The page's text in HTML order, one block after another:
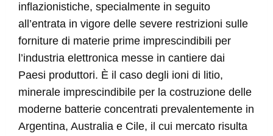
inflazionistiche, specialmente in seguito
all’entrata in vigore delle severe restrizioni sulle
forniture di materie prime imprescindibili per
l’industria elettronica messe in cantiere dai
Paesi produttori. È il caso degli ioni di litio,
minerale imprescindibile per la costruzione delle
moderne batterie concentrati prevalentemente in
Argentina, Australia e Cile, il cui mercato risulta